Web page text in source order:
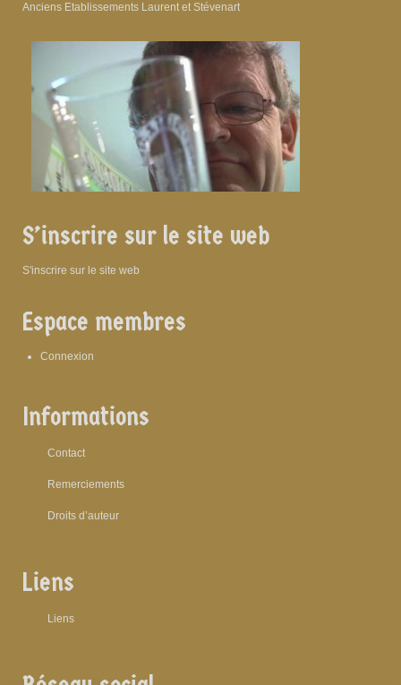
Anciens Etablissements Laurent et Stévenart
S’inscrire sur le site web
S'inscrire sur le site web
Espace membres
Connexion
Informations
Contact
Remerciements
Droits d’auteur
Liens
Liens